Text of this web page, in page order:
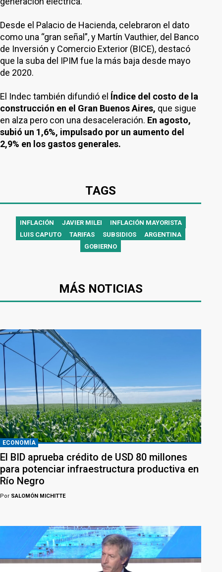
Desde el Palacio de Hacienda, celebraron el dato
como una “gran señal”, y Martín Vauthier, del Banco
de Inversión y Comercio Exterior (BICE), destacó
que la suba del IPIM fue la más baja desde mayo
de 2020.
El Indec también difundió el Índice del costo de la
construcción en el Gran Buenos Aires, que sigue
en alza pero con una desaceleración. En agosto,
subió un 1,6%, impulsado por un aumento del
2,9% en los gastos generales.
TAGS
INFLACIÓN JAVIER MILEI
INFLACIÓN MAYORISTA
LUIS CAPUTO
TARIFAS SUBSIDIOS
ARGENTINA
GOBIERNO
MÁS NOTICIAS
ECONOMÍA
El BID aprueba crédito de USD 80 millones
para potenciar infraestructura productiva en
Río Negro
Por SALOMÓN MICHITTE